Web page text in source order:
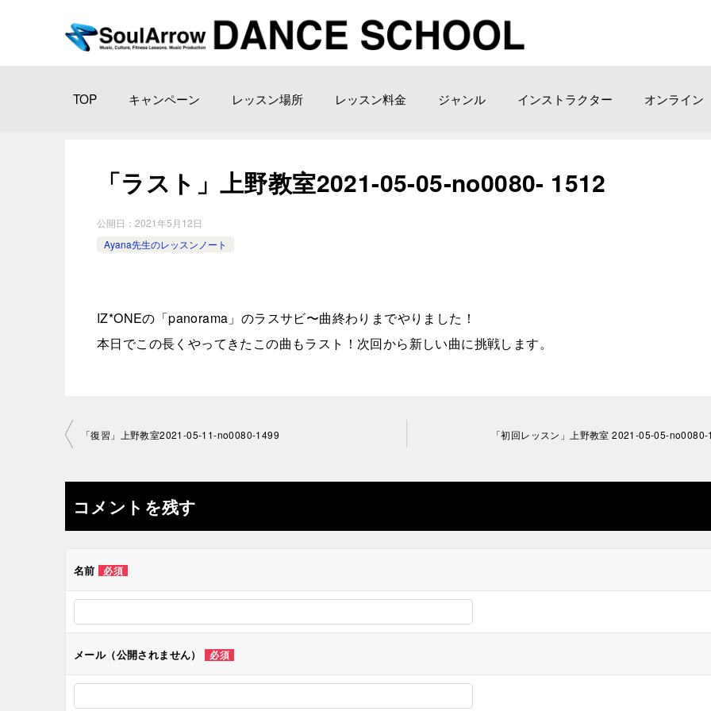
TOP キャンペーン レッスン場所 レッスン料金 ジャンル インストラクター オンライン
「ラスト」上野教室2021-05-05-­no0080- ­1512
公開日： 2021年5月12日
Ayana先生のレッスンノート
IZ*ONEの「panorama」のラスサビ〜曲終わりまでやりました！
本日でこの長くやってきたこの曲もラスト！次回から新しい曲に挑戦します。
投
ナ
ビ
ゲ
ー
ン
「復習」上野教室2021-05-11-­no0080-­1499 「初回レッスン」上野教室 2021-05-05-­
コメントを残す
名前 必須
メール（公開されません） 必須